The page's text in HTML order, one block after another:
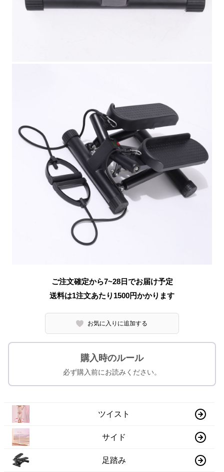
ご注文確定から7~28日でお届け予定
送料は1注文あたり 1500円かかります
お気に入りに追加する
購入時のルール
必ず購入前にお読みください。
ツイスト
サイド
足踏み